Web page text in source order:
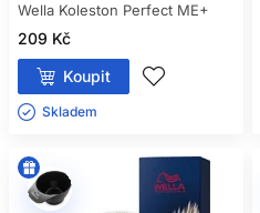
Wella Koleston Perfect ME+
209 Kč
Koupit
Skladem ㅤ